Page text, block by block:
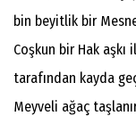
bin beyitlik bir
Coşkun bir Hak
tarafından kayda
Meyveli ağaç